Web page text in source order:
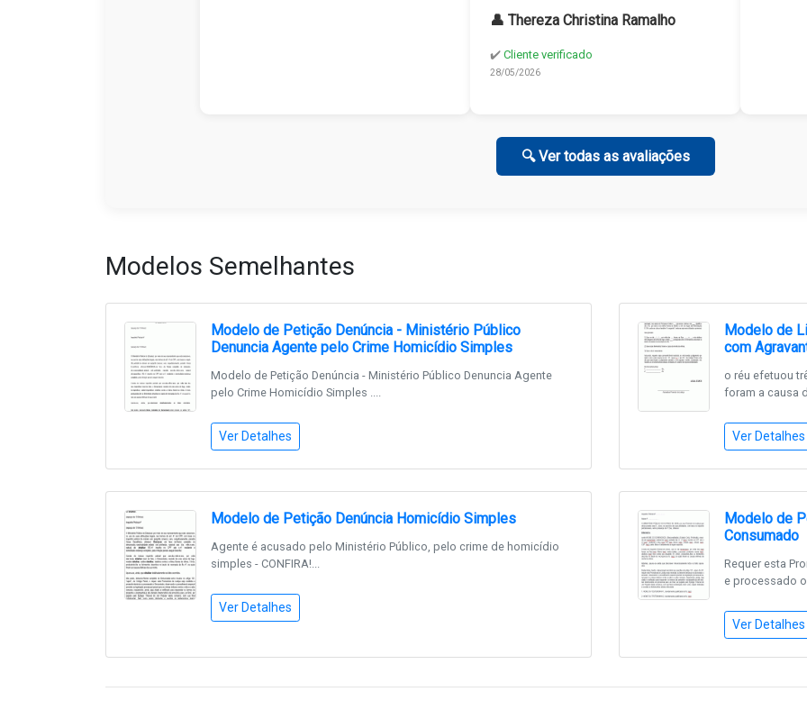
👤 Thereza Christina Ramalho
✔️ Cliente verificado
28/05/2026
🔍 Ver todas as avaliações
Modelos Semelhantes
Modelo de Petição Denúncia - Ministério Público
Denuncia Agente pelo Crime Homicídio Simples
Modelo de Petição Denúncia - Ministério Público Denuncia Agente
pelo Crime Homicídio Simples ....
Ver Detalhes
Modelo de
com
o réu efetuou
foram a causa
Ver Detalhes
Modelo de Petição Denúncia Homicídio Simples
Agente é acusado pelo Ministério Público, pelo crime de homicídio
simples - CONFIRA!...
Ver Detalhes
Modelo de
Consumado
Requer esta
e processado o
Ver Detalhes